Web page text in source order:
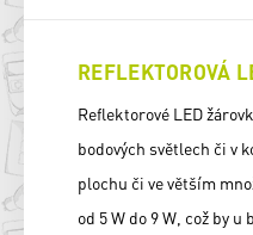
REFLEKTOROVÁ
Reflektorové LED
bodových světlech či v
plochu či ve větším
od 5 W do 9 W, což by u